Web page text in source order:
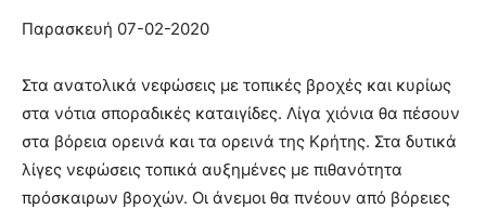
Παρασκευή 07-02-2020
Στα ανατολικά νεφώσεις με τοπικές βροχές και κυρίως
στα νότια σποραδικές καταιγίδες. Λίγα χιόνια θα πέσουν
στα βόρεια ορεινά και τα ορεινά της Κρήτης. Στα δυτικά
λίγες νεφώσεις τοπικά αυξημένες με πιθανότητα
πρόσκαιρων βροχών. Οι άνεμοι θα πνέουν από βόρειες